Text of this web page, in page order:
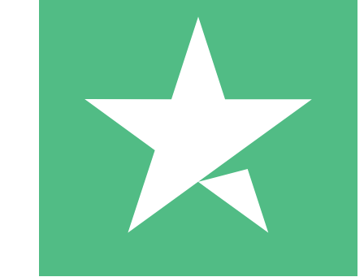
10 Downloads
20 00